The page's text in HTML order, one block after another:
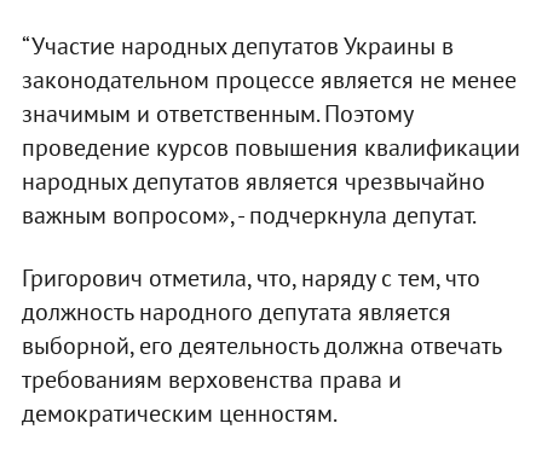
“Участие народных депутатов Украины в
законодательном процессе является не менее
значимым и ответственным. Поэтому
проведение курсов повышения квалификации
народных депутатов является чрезвычайно
важным вопросом», - подчеркнула депутат.
Григорович отметила, что, наряду с тем, что
должность народного депутата является
выборной, его деятельность должна отвечать
требованиям верховенства права и
демократическим ценностям.